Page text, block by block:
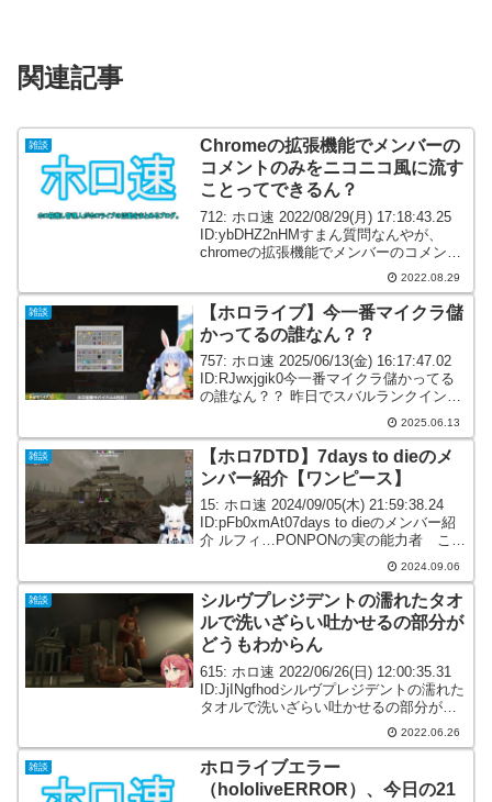
関連記事
雑談
Chromeの拡張機能でメンバーの
コメントのみをニコニコ風に流す
ことってできるん？
712: ホロ速 2022/08/29(月) 17:18:43.25
ID:ybDHZ2nHMすまん質問なんやが、
chromeの拡張機能でメンバーのコメント
のみをニコニコ風に流すことってできる
ん？ 拡張機能いれたら、右側のチャット
欄はちゃん...
2022.08.29
雑談
【ホロライブ】今一番マイクラ儲
かってるの誰なん？？
757: ホロ速 2025/06/13(金) 16:17:47.02
ID:RJwxjgik0今一番マイクラ儲かってる
の誰なん？？ 昨日でスバルランクインし
た？760: ホロ速 2025/06/13(金)2025.06.13
雑談
【ホロ7DTD】7days to dieのメ
ンバー紹介【ワンピース】
15: ホロ速 2024/09/05(木) 21:59:38.24
ID:pFb0xmAt07days to dieのメンバー紹
介 ルフィ…PONPONの実の能力者 この
タイミングではミスしないだろうという
ときにミスをする たまに悟空になる...
2024.09.06
雑談
シルヴプレジデントの濡れたタオ
ルで洗いざらい吐かせるの部分が
どうもわからん
615: ホロ速 2022/06/26(日) 12:00:35.31
ID:JjINgfhodシルヴプレジデントの濡れた
タオルで洗いざらい吐かせるの部分がど
うもわからん 濡らしたタオルでべしーん
って叩くってこと？617: ホロ速 2022/...
2022.06.26
雑談
ホロライブエラー
（hololiveERROR）、今日の21